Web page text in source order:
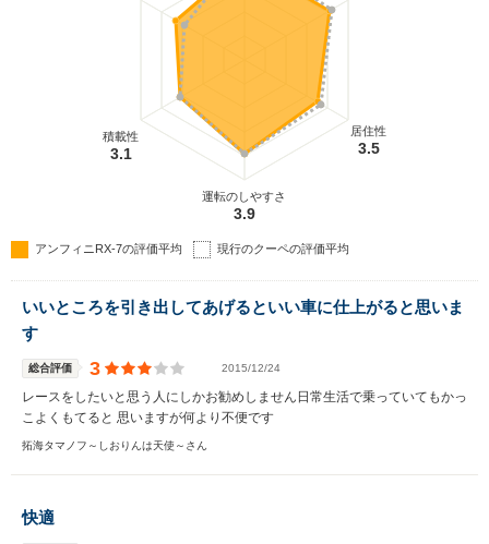
居住性
3.5
運転のしやすさ
3.9
積載性
3.1
アンフィニRX-7の評価平均 現行のクーペの評価平均
いいところを引き出してあげるといい車に仕上がると思いま
す
総合評価 3 2015/12/24
レースをしたいと思う人にしかお勧めしません日常生活で乗っていてもかっ
こよくもてると 思いますが何より不便です
拓海タマノフ～しおりんは天使～さん
快適